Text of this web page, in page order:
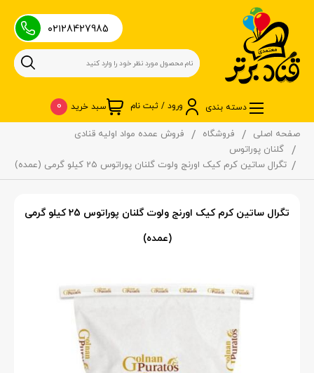
۰۲۱28427985
دسته بندی ورود / ثبت نام سبد خرید 0
صفحه اصلی فروشگاه
فروش عمده مواد اولیه قنادی
گلنان پوراتوس
تگرال ساتین کرم کیک اورنج ولوت گلنان پوراتوس 25 کیلو گرمی (عمده)
تگرال ساتین کرم کیک اورنج ولوت گلنان پوراتوس 25 کیلو گرمی
(عمده)